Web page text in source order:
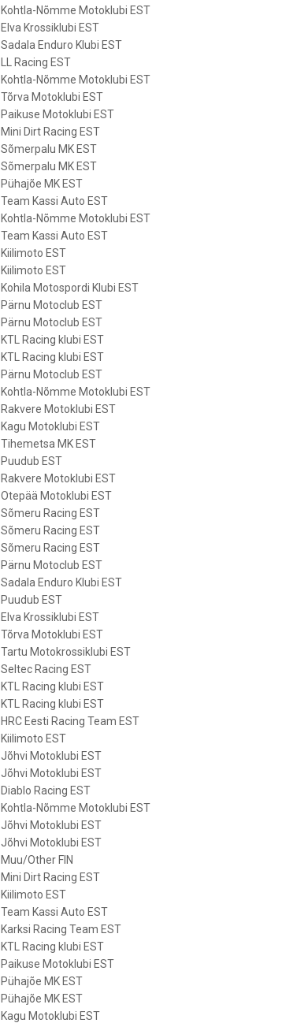
Kohtla-Nõmme Motoklubi EST
Elva Krossiklubi EST
Sadala Enduro Klubi EST
LL Racing EST
Kohtla-Nõmme Motoklubi EST
Tõrva Motoklubi EST
Paikuse Motoklubi EST
Mini Dirt Racing EST
Sõmerpalu MK EST
Sõmerpalu MK EST
Pühajõe MK EST
Team Kassi Auto EST
Kohtla-Nõmme Motoklubi EST
Team Kassi Auto EST
Kiilimoto EST
Kiilimoto EST
Kohila Motospordi Klubi EST
Pärnu Motoclub EST
Pärnu Motoclub EST
KTL Racing klubi EST
KTL Racing klubi EST
Pärnu Motoclub EST
Kohtla-Nõmme Motoklubi EST
Rakvere Motoklubi EST
Kagu Motoklubi EST
Tihemetsa MK EST
Puudub EST
Rakvere Motoklubi EST
Otepää Motoklubi EST
Sõmeru Racing EST
Sõmeru Racing EST
Sõmeru Racing EST
Pärnu Motoclub EST
Sadala Enduro Klubi EST
Puudub EST
Elva Krossiklubi EST
Tõrva Motoklubi EST
Tartu Motokrossiklubi EST
Seltec Racing EST
KTL Racing klubi EST
KTL Racing klubi EST
HRC Eesti Racing Team EST
Kiilimoto EST
Jõhvi Motoklubi EST
Jõhvi Motoklubi EST
Diablo Racing EST
Kohtla-Nõmme Motoklubi EST
Jõhvi Motoklubi EST
Jõhvi Motoklubi EST
Muu/Other FIN
Mini Dirt Racing EST
Kiilimoto EST
Team Kassi Auto EST
Karksi Racing Team EST
KTL Racing klubi EST
Paikuse Motoklubi EST
Pühajõe MK EST
Pühajõe MK EST
Kagu Motoklubi EST